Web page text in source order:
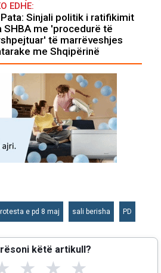
EDHE:
Sinjali politik i ratifikimit
SHBA me 'procedurë të
të marrëveshjes
me Shqipërinë
e pd 8 maj sali berisha PD
këtë artikull?